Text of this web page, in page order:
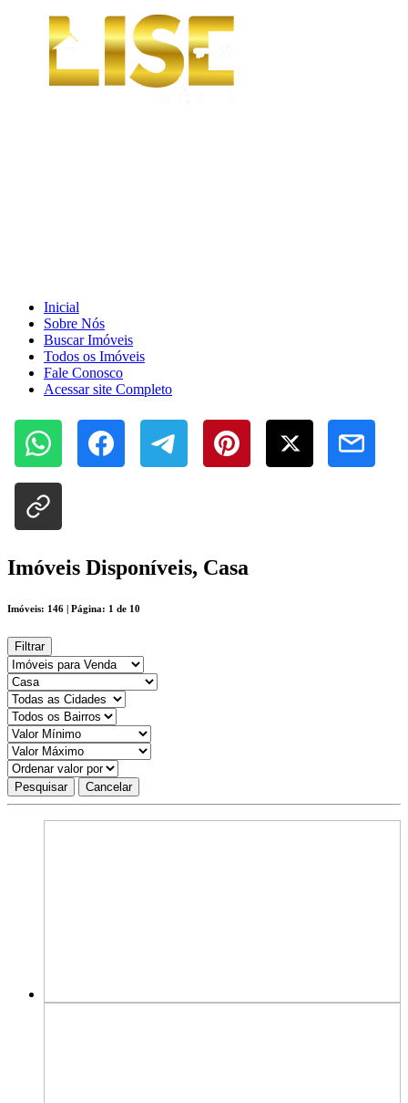
Inicial
Sobre Nós
Buscar Imóveis
Todos os Imóveis
Fale Conosco
Acessar site Completo
Imóveis Disponíveis, Casa
Imóveis: 146 | Página: 1 de 10
Filtrar
Pesquisar Cancelar